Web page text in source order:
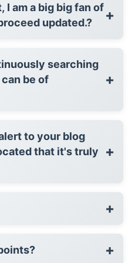
a big big fan of
updated.?
+
searching
be of
+
to your blog
that it's truly
+
+
+